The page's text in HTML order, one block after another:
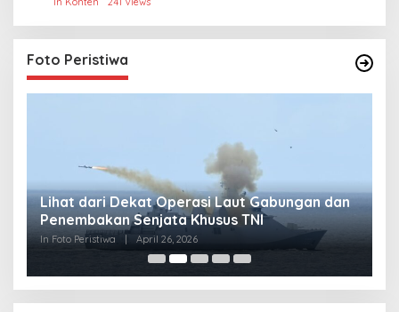
Foto Peristiwa
Lihat dari Dekat Operasi Laut Gabungan dan
Penembakan Senjata Khusus TNI
In Foto Peristiwa April 26, 2026